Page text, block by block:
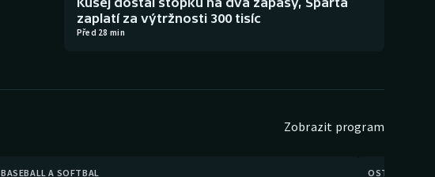
zaplatí za výtržnosti 300 tisíc
Před 28 min
Zobrazit program
BASEBALL A SOFTBAL OSTATNÍ